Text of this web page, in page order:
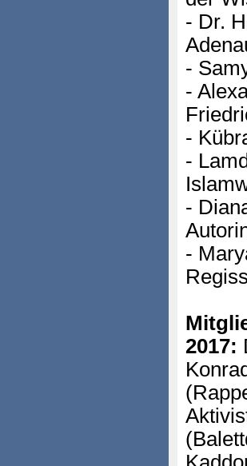
- Dr.
-
-
-
-
-
-
2017: